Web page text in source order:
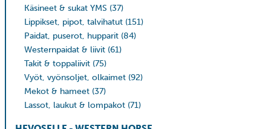
Käsineet & sukat YMS (37)
Lippikset, pipot, talvihatut (151)
Paidat, puserot, hupparit (84)
Westernpaidat & liivit (61)
Takit & toppaliivit (75)
Vyöt, vyönsoljet, olkaimet (92)
Mekot & hameet (37)
Lassot, laukut & lompakot (71)